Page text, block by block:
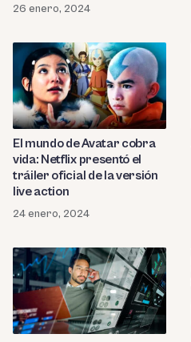
26 enero, 2024
El mundo de Avatar cobra
vida: Netflix presentó el
tráiler oficial de la versión
live action
24 enero, 2024